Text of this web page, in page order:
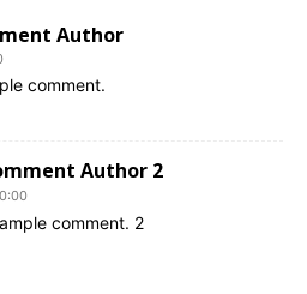
Author
comment.
Author 2
comment. 2